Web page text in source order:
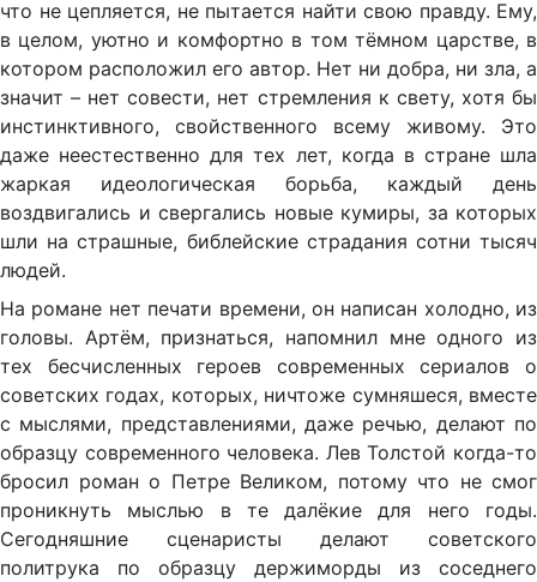
что не цепляется, не пытается найти свою правду. Ему,
в целом, уютно и комфортно в том тёмном царстве, в
котором расположил его автор. Нет ни добра, ни зла, а
значит – нет совести, нет стремления к свету, хотя бы
инстинктивного, свойственного всему живому. Это
даже неестественно для тех лет, когда в стране шла
жаркая идеологическая борьба, каждый день
воздвигались и свергались новые кумиры, за которых
шли на страшные, библейские страдания сотни тысяч
людей.
На романе нет печати времени, он написан холодно, из
головы. Артём, признаться, напомнил мне одного из
тех бесчисленных героев современных сериалов о
советских годах, которых, ничтоже сумняшеся, вместе
с мыслями, представлениями, даже речью, делают по
образцу современного человека. Лев Толстой когда-то
бросил роман о Петре Великом, потому что не смог
проникнуть мыслью в те далёкие для него годы.
Сегодняшние сценаристы делают советского
политрука по образцу держиморды из соседнего